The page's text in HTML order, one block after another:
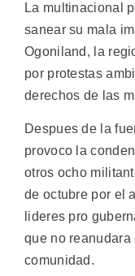
La multinacional
sanear su mala
Ogoniland, la
por protestas
derechos de las
Despues de la
provoco la
otros ocho
de octubre por el
lideres pro
que no
comunidad.